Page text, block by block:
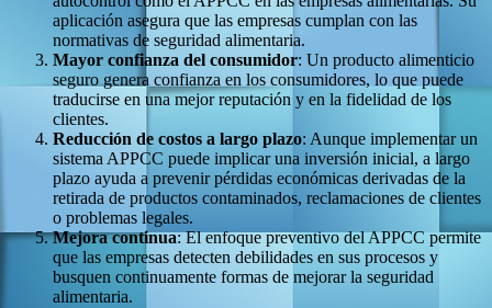
aplicación asegura que las empresas cumplan con las
normativas de seguridad alimentaria.
Mayor confianza del consumidor: Un producto alimenticio
seguro genera confianza en los consumidores, lo que puede
traducirse en una mejor reputación y en la fidelidad de los
clientes.
Reducción de costos a largo plazo: Aunque implementar un
sistema APPCC puede implicar una inversión inicial, a largo
plazo ayuda a prevenir pérdidas económicas derivadas de la
retirada de productos contaminados, reclamaciones de clientes
o problemas legales.
Mejora continua: El enfoque preventivo del APPCC permite
que las empresas detecten debilidades en sus procesos y
busquen continuamente formas de mejorar la seguridad
alimentaria.